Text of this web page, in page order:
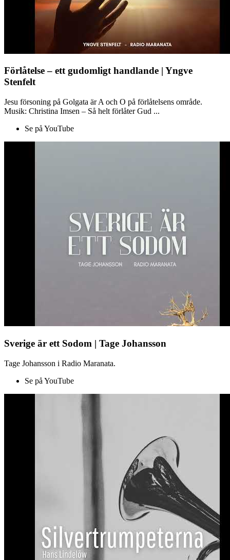
Förlåtelse – ett gudomligt handlande | Yngve
Stenfelt
Jesu försoning på Golgata är A och O på förlåtelsens område.
Musik: Christina Imsen – Så helt förlåter Gud ...
Se på YouTube
Sverige är ett Sodom | Tage Johansson
Tage Johansson i Radio Maranata.
Se på YouTube